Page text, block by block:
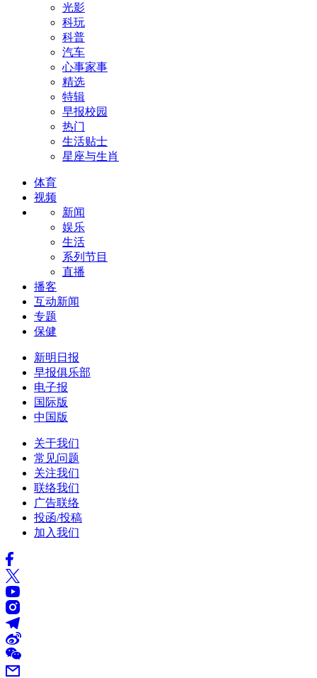
光影
科玩
科普
汽车
心事家事
精选
特辑
早报校园
热门
生活贴士
星座与生肖
体育
视频
新闻
娱乐
生活
系列节目
直播
播客
互动新闻
专题
保健
新明日报
早报俱乐部
电子报
国际版
中国版
关于我们
常见问题
关注我们
联络我们
广告联络
投函/投稿
加入我们